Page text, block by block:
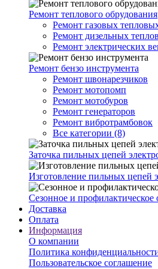
Ремонт теплового обрудования
Ремонт газовых
Ремонт дизельных
Ремонт электрических
Ремонт бензо инструмента
Ремонт швонарезчиков
Ремонт мотопомп
Ремонт мотобуров
Ремонт генераторов
Ремонт вибротрамбовок
Все категории (8)
Заточка пильных цепей
Изготовление пильных цепей
Сезонное и
Доставка
Оплата
Информация
О компании
Политика
Пользовательское соглашение